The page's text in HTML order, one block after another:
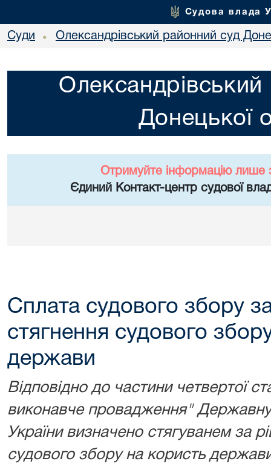
Судова влада
Суди • Олександрівський районний суд
Донецької
Отримуйте інформацію лише
Єдиний Контакт-центр судової
Сплата судового збору
стягнення судового
держави
Відповідно до частини четвертої
виконавче провадження" Державну
України визначено стягуванем за
судового збору на користь